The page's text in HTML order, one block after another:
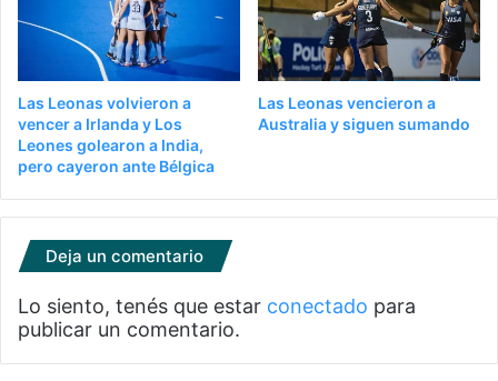
Las Leonas volvieron a
vencer a Irlanda y Los
Leones golearon a India,
pero cayeron ante Bélgica
Las Leonas vencieron a
Australia y siguen sumando
Deja un comentario
Lo siento, tenés que estar conectado para
publicar un comentario.